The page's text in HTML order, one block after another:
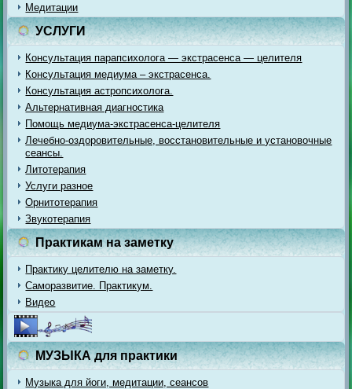
Медитации
УСЛУГИ
Консультация парапсихолога — экстрасенса — целителя
Консультация медиума – экстрасенса.
Консультация астропсихолога.
Альтернативная диагностика
Помощь медиума-экстрасенса-целителя
Лечебно-оздоровительные, восстановительные и установочные
сеансы.
Литотерапия
Услуги разное
Орнитотерапия
Звукотерапия
Практикам на заметку
Практику целителю на заметку.
Саморазвитие. Практикум.
Видео
МУЗЫКА для практики
Музыка для йоги, медитации, сеансов